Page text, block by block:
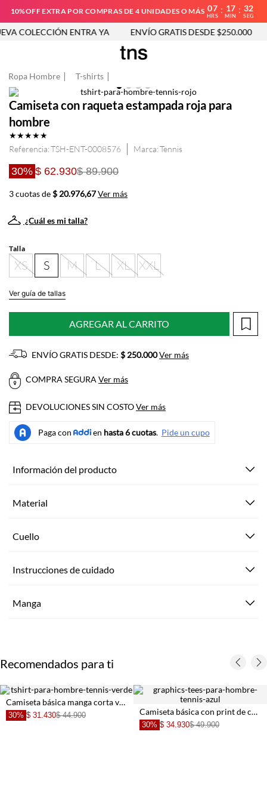
10%OFF EXTRA POR COMPRAS DE 4 UNIDADES O MÁS 07
HRS
: 17
MIN
: 32
SEG
COLECCIÓN ENTRA YA ENVÍO GRATIS DESDE $250.000
Ropa Hombre T-shirts
Camiseta con raqueta estampada roja para
hombre
★★★★★
Referencia:TSH-ENT-0008576 Tennis
30% $ 62.930$ 89.900
3 cuotas de$ 20.976,67Ver más
¿Cuál es mi talla?
Talla
XS S M L XL XXL
Ver guía de tallas
AGREGAR AL CARRITO
ENVÍO GRATIS DESDE: $ 250.000Ver más
COMPRA SEGURAVer más
DEVOLUCIONES SIN COSTOVer más
Información del producto
Material
Cuello
Instrucciones de cuidado
Manga
Recomendados para ti
Camiseta básica manga corta verde de ajuste cómodo para hombre
30% $ 31.430$ 44.900 Camiseta básica con print de carrito de golf azul para hombre
30% $ 34.930$ 49.900